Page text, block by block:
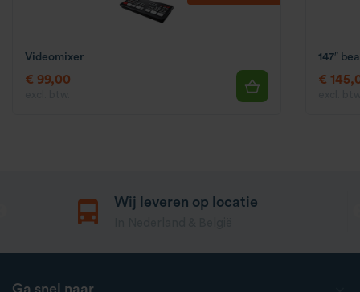
Videomixer
€ 99,00
147″
€
Wij leveren op locatie
Ga snel naar